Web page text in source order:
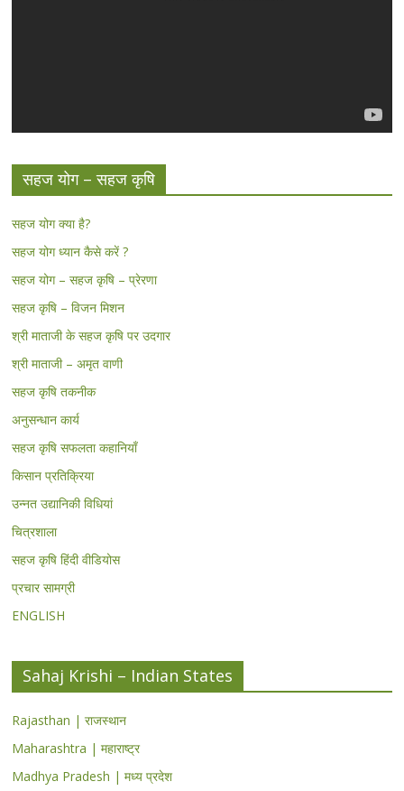
सहज योग – सहज कृषि
सहज योग क्या है?
सहज योग ध्यान कैसे करें ?
सहज योग – सहज कृषि – प्रेरणा
सहज कृषि – विजन मिशन
श्री माताजी के सहज कृषि पर उदगार
श्री माताजी – अमृत वाणी
सहज कृषि तकनीक
अनुसन्धान कार्य
सहज कृषि सफलता कहानियाँ
किसान प्रतिक्रिया
उन्नत उद्यानिकी विधियां
चित्रशाला
सहज कृषि हिंदी वीडियोस
प्रचार सामग्री
ENGLISH
Sahaj Krishi – Indian States
Rajasthan | राजस्थान
Maharashtra | महाराष्ट्र
Madhya Pradesh | मध्य प्रदेश